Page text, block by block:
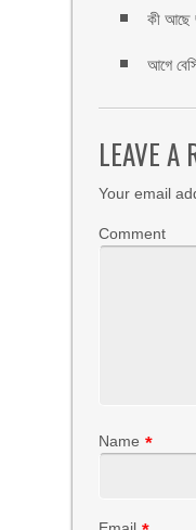
কী আছে
আগে
LEAVE A
Your email
Comment
Name *